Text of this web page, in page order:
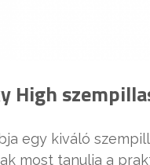
High
egy kiváló
most tanulja a